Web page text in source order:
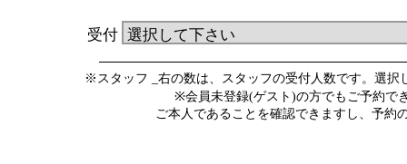
受付
※スタッフ _右の数は、スタッフの受付人数です。選
※会員未登録(ゲスト)の方でもご予約で
ご本人であることを確認できますし、予約